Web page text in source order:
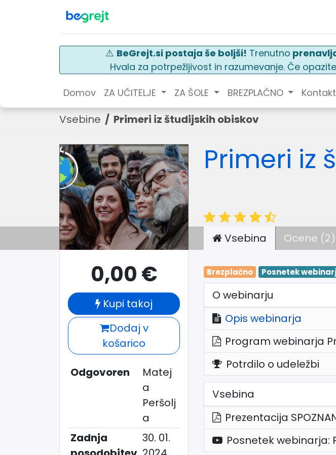
⚠️ BeGrejt.si postaja še boljši! Trenutno
Hvala za potrpežljivost in razumevanje. Če
Domov ZA UČITELJE ZA ŠOLE BREZPLAČNO Kontakt
Vsebine Primeri iz študijskih obiskov
Primeri iz
0,00€
Kupi takoj
Dodaj v
košarico
Odgovoren
Matej
a
Peršolj
a
Zadnja
30. 01.
Vsebina Ocene (2)
Brezplačno Posnetek
O webinarju
Opis webinarja
Program webinarja
Potrdilo o udeležbi
Vsebina
Prezentacija
Posnetek webinarja: